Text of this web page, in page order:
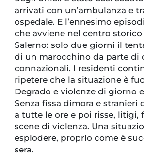
arrivati con un’ambulanza e
ospedale. E l’ennesimo
che avviene nel centro
Salerno: solo due giorni il
di un marocchino da parte di
connazionali. I residenti
ripetere che la situazione è
Degrado e violenze di giorno
Senza fissa dimora e stranieri
a tutte le ore e poi risse, litigi,
scene di violenza. Una
esplodere, proprio come è
sera.